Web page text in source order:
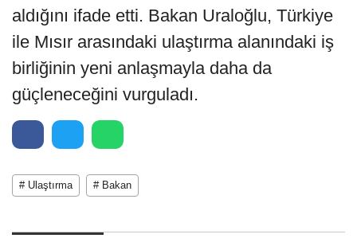
aldığını ifade etti. Bakan Uraloğlu, Türkiye
ile Mısır arasındaki ulaştırma alanındaki iş
birliğinin yeni anlaşmayla daha da
güçleneceğini vurguladı.
# Ulaştırma # Bakan